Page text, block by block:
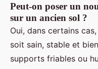
Peut-on poser un
sur un ancien sol ?
Oui, dans certains
soit sain, stable et
supports friables ou